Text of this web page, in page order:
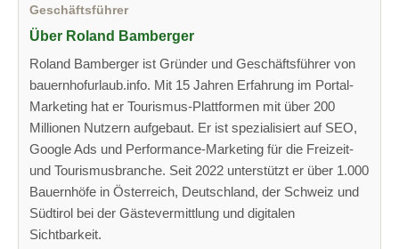
Geschäftsführer
Über Roland Bamberger
Roland Bamberger ist Gründer und Geschäftsführer von
bauernhofurlaub.info. Mit 15 Jahren Erfahrung im Portal-
Marketing hat er Tourismus-Plattformen mit über 200
Millionen Nutzern aufgebaut. Er ist spezialisiert auf SEO,
Google Ads und Performance-Marketing für die Freizeit-
und Tourismusbranche. Seit 2022 unterstützt er über 1.000
Bauernhöfe in Österreich, Deutschland, der Schweiz und
Südtirol bei der Gästevermittlung und digitalen
Sichtbarkeit.